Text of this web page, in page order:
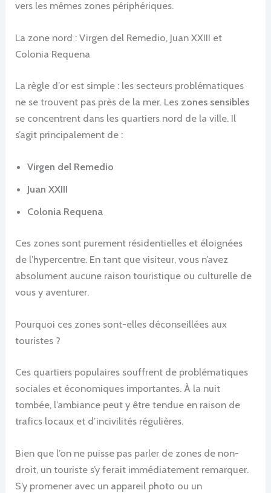
vers les mêmes zones périphériques.
La zone nord : Virgen del Remedio, Juan XXIII et
Colonia Requena
La règle d’or est simple : les secteurs problématiques
ne se trouvent pas près de la mer. Les zones sensibles
se concentrent dans les quartiers nord de la ville. Il
s’agit principalement de :
Virgen del Remedio
Juan XXIII
Colonia Requena
Ces zones sont purement résidentielles et éloignées
de l’hypercentre. En tant que visiteur, vous n’avez
absolument aucune raison touristique ou culturelle de
vous y aventurer.
Pourquoi ces zones sont-elles déconseillées aux
touristes ?
Ces quartiers populaires souffrent de problématiques
sociales et économiques importantes. À la nuit
tombée, l’ambiance peut y être tendue en raison de
trafics locaux et d’incivilités régulières.
Bien que l’on ne puisse pas parler de zones de non-
droit, un touriste s’y ferait immédiatement remarquer.
S’y promener avec un appareil photo ou un